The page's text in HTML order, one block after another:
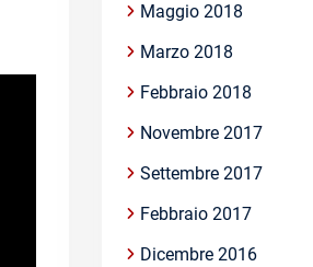
Maggio 2018
Marzo 2018
Febbraio 2018
Novembre 2017
Settembre 2017
Febbraio 2017
Dicembre 2016